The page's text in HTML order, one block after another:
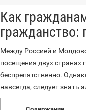
Как
гражданство:
Между Россией и
посещения двух странах
беспрепятственно.
навсегда, следует